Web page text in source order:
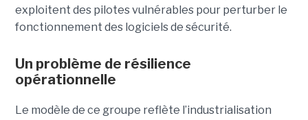
exploitent des pilotes vulnérables pour perturber le
fonctionnement des logiciels de sécurité.
Un problème de résilience
opérationnelle
Le modèle de ce groupe reflète l’industrialisation